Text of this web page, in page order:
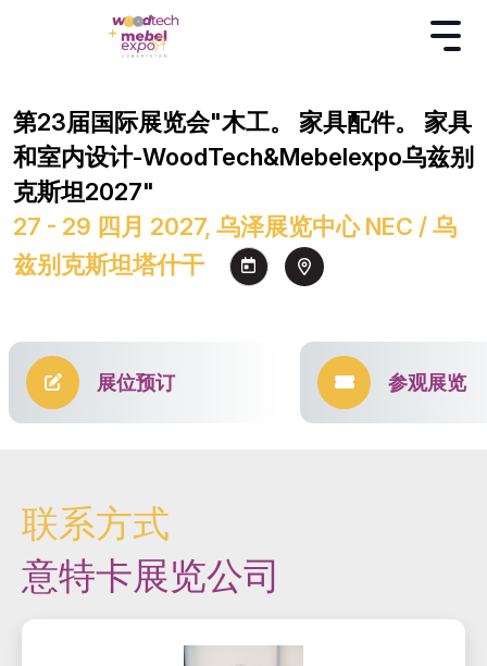
第23届国际展览会"木工。 家具配件。 家具
和室内设计-WoodTech&Mebelexpo乌兹别
克斯坦2027"
27 - 29 四月 2027, 乌泽展览中心 NEC / 乌
兹别克斯坦塔什干
展位预订 参观展览
联系方式
意特卡展览公司